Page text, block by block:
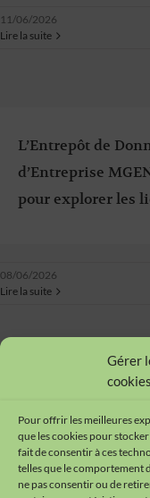
Gérer
cookies
Pour offrir les meilleures
que les cookies pour
fait de consentir à ces
telles que le comportement
ne pas consentir ou de
11/06/2026
Lire la suite
L’Entrepôt de
d’Entreprise
pour explorer les
08/06/2026
Lire la suite